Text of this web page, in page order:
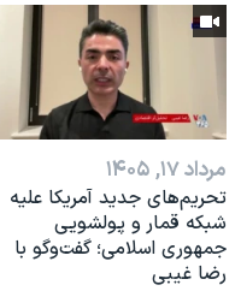
مرداد ۱۷, ۱۴۰۵
تحریم‌های جدید آمریکا علیه
شبکه قمار و پولشویی
جمهوری اسلامی؛ گفت‌وگو با
رضا غیبی